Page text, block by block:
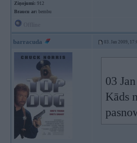
Ziņojumi: 912
Braucu ar: bembu
barracuda 03. Jan 2009,
03
Kāds